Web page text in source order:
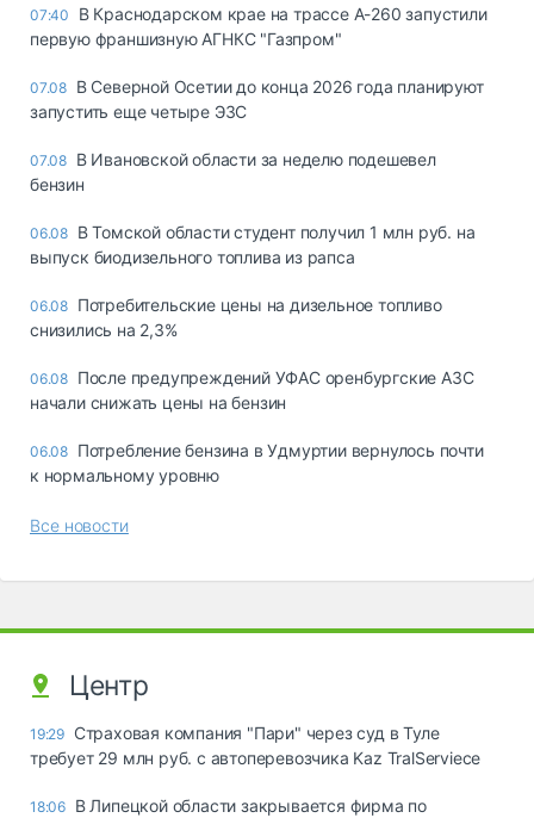
07:40
В Краснодарском крае на трассе А-260 запустили
первую франшизную АГНКС "Газпром"
07.08 В Северной Осетии до конца 2026 года планируют
запустить еще четыре ЭЗС
07.08 В Ивановской области за неделю подешевел
бензин
06.08 В Томской области студент получил 1 млн руб. на
выпуск биодизельного топлива из рапса
06.08 Потребительские цены на дизельное топливо
снизились на 2,3%
06.08 После предупреждений УФАС оренбургские АЗС
начали снижать цены на бензин
06.08 Потребление бензина в Удмуртии вернулось почти
к нормальному уровню
Все новости
Центр
19:29 Страховая компания "Пари" через суд в Туле
требует 29 млн руб. с автоперевозчика Kaz TralServiece
18:06 В Липецкой области закрывается фирма по